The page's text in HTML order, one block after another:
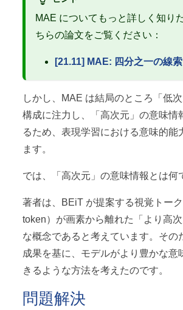
MAE についてもっと詳しく知り
ちらの論文をご覧ください：
[21.11] MAE: 四分之一の線索
しかし、MAE は結局のところ「低
構成に注力し、「高次元」の意味情
るため、表現学習における意味的能
ます。
では、「高次元」の意味情報とは何
著者は、BEiT が提案する視覚トー
token）が画素から離れた「より高
な概念であると考えています。その
成果を基に、モデルがより豊かな意
きるような方法を考えたのです。
問題解決